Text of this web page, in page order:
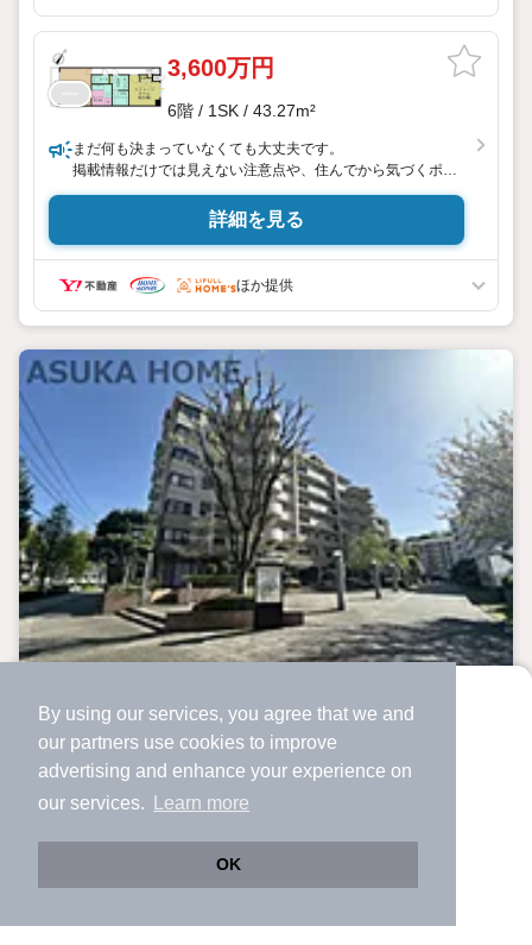
By using our services, you agree that we and
our partners use cookies to improve
advertising and enhance your experience on
our services.
Learn more
OK
より使いやすくなった
アプリで物件探ししませんか？
サクサク動く地図で物件検索
3,600万円
6階 / 1SK / 43.27m²
まだ何も決まっていなくても大丈夫です。
掲載情報だけでは見えない注意点や、住んでから気づくポイ
ントまで正直にお伝えします。
東宝ハウス品川では、良いことも悪いことも包み隠さずお伝
えし、「納得して選ぶ」ためのサポートを大切にしています。
現地でしか分からないリアルな情報も含めて、一緒に後悔し
ない住まい探しを進めていきましょう。
【Yahoo！ 不動産キャンペーン対象店舗】
当店で物件を成約するとPayPayボーナスライトがもらえる
「Yahoo！ 不動産 物件ご成約キャンペーン」の対象になりま
「資料をもらう」「見学予約をする」ボタンからお問い合わせく
※必ずYahoo！ JAPAN IDでログインしてください。
※PayPayボーナスライトは出金と譲渡はできません。
ご案内・詳細な資料のご請求はお気軽にどうぞ♪
お電話でのお問い合わせも常時受け付けております！
お気軽にお問い合わせください。
詳細を見る
ほか提供
新山下ベイシティ6号棟
関内駅 バス 11 分 歩 4分 （根岸線